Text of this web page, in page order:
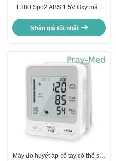
F380 Spo2 ABS 1.5V Oxy máu
Nhận giá tốt nhất
Máy đo huyết áp cổ tay có thể sạc